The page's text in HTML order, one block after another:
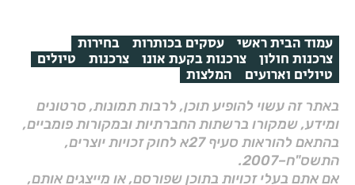
עמוד הבית ראשי עסקים בכותרות בחירות
צרכנות חולון צרכנות בקעת אונו צרכנות טיולים
טיולים וארועים המלצות
באתר זה עשוי להופיע תוכן, לרבות תמונות, סרטונים
ומידע, שמקורו ברשתות החברתיות ובמקורות פומביים,
בהתאם להוראות סעיף 27א לחוק זכויות יוצרים,
התשס"ח–2007.
אם אתם בעלי זכויות בתוכן שפורסם, או מייצגים אותם,